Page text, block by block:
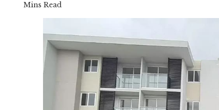
Mins Read